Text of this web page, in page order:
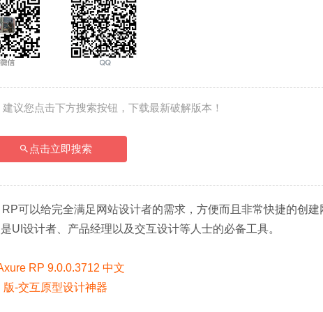
议您点击下方搜索按钮，下载最新破解版本！
点击立即搜索
可以给完全满足网站设计者的需求，方便而且非常快捷的创建
UI设计者、产品经理以及交互设计等人士的必备工具。